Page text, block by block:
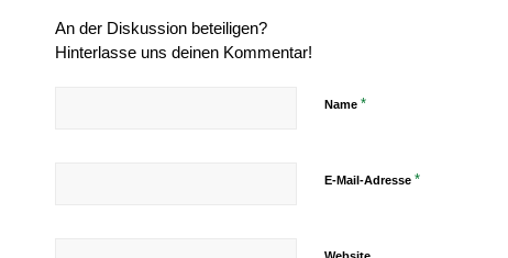
An der Diskussion beteiligen?
Hinterlasse uns deinen Kommentar!
Name *
E-Mail-Adresse *
Website